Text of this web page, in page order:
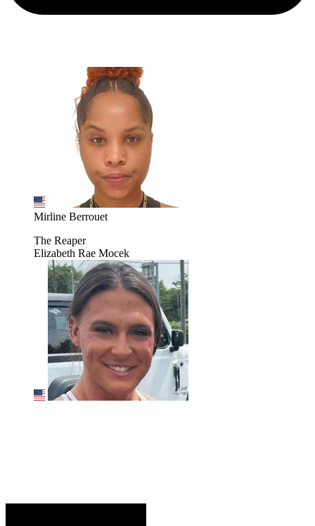
Mirline Berrouet
The Reaper
Elizabeth Rae Mocek